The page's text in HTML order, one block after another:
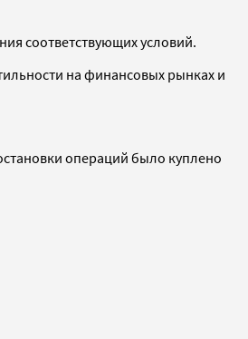
соответствующих условий.
на финансовых рынках и
операций было куплено